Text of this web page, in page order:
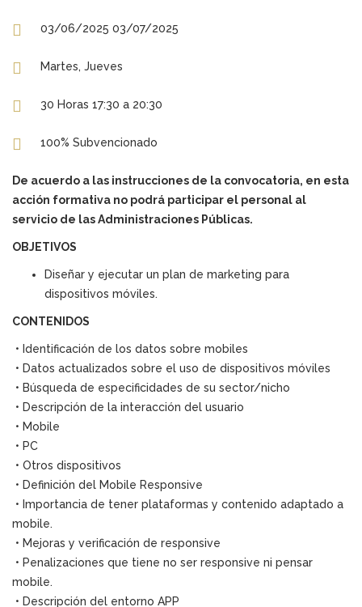
03/06/2025 03/07/2025
Martes, Jueves
30 Horas 17:30 a 20:30
100% Subvencionado
De acuerdo a las instrucciones de la convocatoria, en esta
acción formativa no podrá participar el personal al
servicio de las Administraciones Públicas.
OBJETIVOS
Diseñar y ejecutar un plan de marketing para
dispositivos móviles.
CONTENIDOS
• Identificación de los datos sobre mobiles
• Datos actualizados sobre el uso de dispositivos móviles
• Búsqueda de especificidades de su sector/nicho
• Descripción de la interacción del usuario
• Mobile
• PC
• Otros dispositivos
• Definición del Mobile Responsive
• Importancia de tener plataformas y contenido adaptado a
mobile.
• Mejoras y verificación de responsive
• Penalizaciones que tiene no ser responsive ni pensar
mobile.
• Descripción del entorno APP